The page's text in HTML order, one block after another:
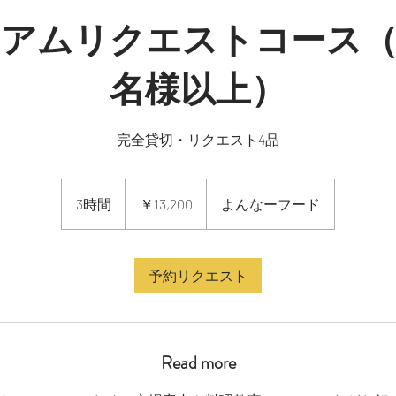
ムリクエストコース
名様以上）
完全貸切・リクエスト4品
3時間
時
￥13,200 よんなーフード
予約リクエスト
Read more